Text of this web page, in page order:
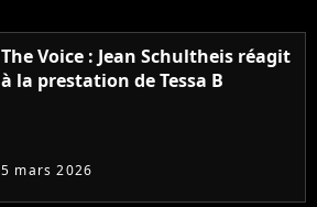
The Voice : Jean Schultheis réagit
à la prestation de Tessa B
5 mars 2026